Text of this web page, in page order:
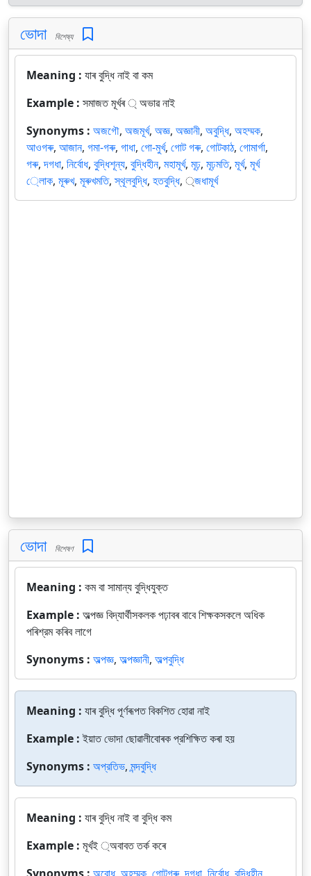
ভোদা বিশেষ্য
Meaning : যাৰ বুদ্ধি নাই বা কম
Example : সমাজত মূর্খৰ ্ অভাৱ নাই
Synonyms : অজগৌ, অজমূর্খ, অজ্ঞ, অজ্ঞানী, অবুদ্ধি, অহম্মক,
আওগৰু, আজান, গমা-গৰু, গাধা, গো-মুর্খ, গোট গৰু, গোটকাঠ, গোমার্গা,
গৰু,দগধা, নির্বোধ, বুদ্ধিশূন্য, বুদ্ধিহীন, মহামূর্খ, মূঢ়, মূঢ়মতি, মূর্খ, মূর্খ
্লোক, মূৰুখ, মূৰুখমতি,স্থূলবুদ্ধি, হতবুদ্ধি,্জধামূর্খ
ভোদা বিশেষণ
Meaning : কম বা সামান্য বুদ্ধিযুক্ত
Example : অল্পজ্ঞ বিদ্যার্থীসকলক পঢ়াবৰ বাবে শিক্ষকসকলে অধিক
পৰিশ্রম কৰিব লাগে
Synonyms : অল্পজ্ঞ, অল্পজ্ঞানী, অল্পবুদ্ধি
Meaning : যাৰ বুদ্ধি পূর্ণৰূপত বিকশিত হোৱা নাই
Example :ইয়াত ভোদা ছোৱালীবোৰক প্রশিক্ষিত কৰা হয়
Synonyms : অপ্রতিভ,মন্দবুদ্ধি
Meaning : যাৰ বুদ্ধি নাই বা বুদ্ধি কম
Example : মূর্খই ্অবাবত তর্ক কৰে